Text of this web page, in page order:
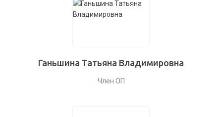
Ганьшина Татьяна Владимировна
Член ОП